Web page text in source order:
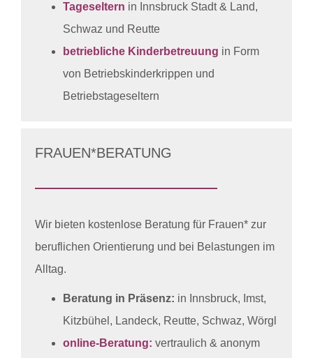
Tageseltern in Innsbruck Stadt & Land,
Schwaz und Reutte
betriebliche Kinderbetreuung in Form
von Betriebskinderkrippen und
Betriebstageseltern
FRAUEN*BERATUNG
Wir bieten kostenlose Beratung für Frauen* zur
beruflichen Orientierung und bei Belastungen im
Alltag.
Beratung in Präsenz: in Innsbruck, Imst,
Kitzbühel, Landeck, Reutte, Schwaz, Wörgl
online-Beratung: vertraulich & anonym